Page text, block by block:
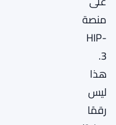
منصة
HIP-
3.
هذا
ليس
رقمًا